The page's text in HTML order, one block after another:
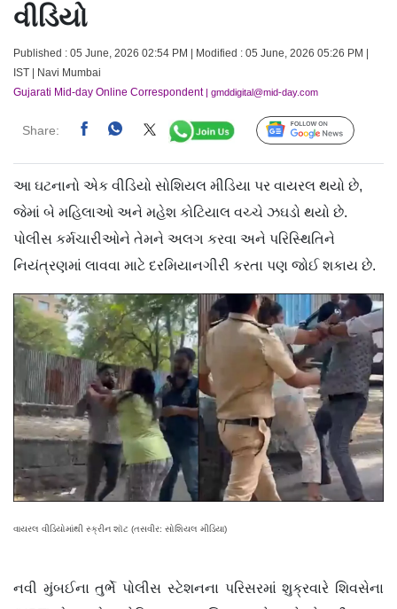
વીડિયો
Published : 05 June, 2026 02:54 PM | Modified : 05 June, 2026 05:26 PM |
IST | Navi Mumbai
Gujarati Mid-day Online Correspondent| gmddigital@mid-day.com
Share: Follow Us
આ ઘટનાનો એક વીડિયો સોશિયલ મીડિયા પર વાયરલ થયો છે,
જેમાં બે મહિલાઓ અને મહેશ કોટિયાલ વચ્ચે ઝઘડો થયો છે.
પોલીસ કર્મચારીઓને તેમને અલગ કરવા અને પરિસ્થિતિને
નિયંત્રણમાં લાવવા માટે દરમિયાનગીરી કરતા પણ જોઈ શકાય છે.
વાયરલ વીડિયોમાંથી સ્ક્રીન શૉટ (તસવીર: સોશિયલ મીડિયા)
નવી મુંબઈના તુર્ભે પોલીસ સ્ટેશનના પરિસરમાં શુક્રવારે શિવસેના